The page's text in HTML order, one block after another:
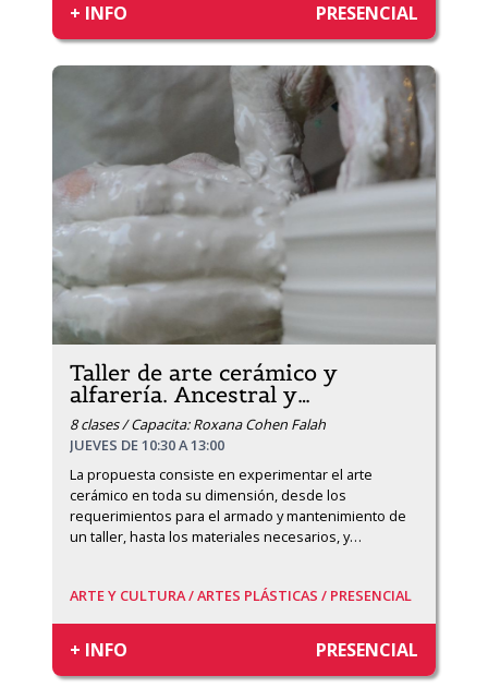
+ INFO PRESENCIAL
Taller de arte cerámico y
alfarería. Ancestral y…
8 clases / Capacita: Roxana Cohen Falah
JUEVES DE 10:30 A 13:00
La propuesta consiste en experimentar el arte
cerámico en toda su dimensión, desde los
requerimientos para el armado y mantenimiento de
un taller, hasta los materiales necesarios, y…
ARTE Y CULTURA /ARTES PLÁSTICAS / PRESENCIAL
+ INFO PRESENCIAL